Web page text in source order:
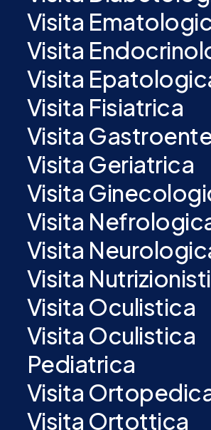
Visita
Visita
Visita
Visita Fisiatrica
Visita
Visita Geriatrica
Visita
Visita
Visita
Visita
Visita Oculistica
Visita Oculistica
Pediatrica
Visita
Visita Ortottica